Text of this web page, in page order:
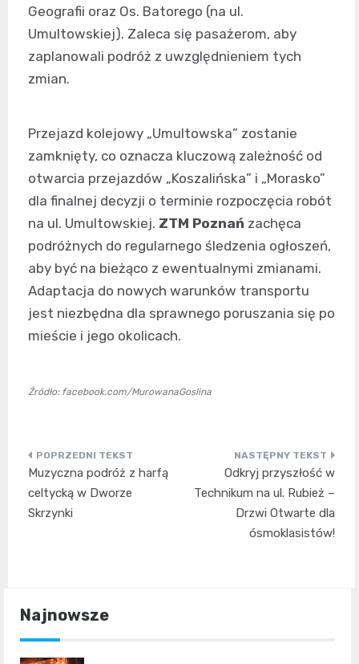
Geografii oraz Os. Batorego (na ul.
Umultowskiej). Zaleca się pasażerom, aby
zaplanowali podróż z uwzględnieniem tych
zmian.
Przejazd kolejowy „Umultowska” zostanie
zamknięty, co oznacza kluczową zależność od
otwarcia przejazdów „Koszalińska” i „Morasko”
dla finalnej decyzji o terminie rozpoczęcia robót
na ul. Umultowskiej. ZTM Poznań zachęca
podróżnych do regularnego śledzenia ogłoszeń,
aby być na bieżąco z ewentualnymi zmianami.
Adaptacja do nowych warunków transportu
jest niezbędna dla sprawnego poruszania się po
mieście i jego okolicach.
Źródło: facebook.com/MurowanaGoslina
Nawigacja
wpisu
Muzyczna podróż z harfą
celtycką w Dworze
Skrzynki
Odkryj przyszłość w
Technikum na ul. Rubież –
Drzwi Otwarte dla
ósmoklasistów!
Najnowsze